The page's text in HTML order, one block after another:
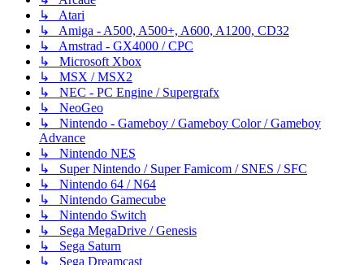
↳ Atari
↳ Amiga - A500, A500+, A600, A1200, CD32
↳ Amstrad - GX4000 / CPC
↳ Microsoft Xbox
↳ MSX / MSX2
↳ NEC - PC Engine / Supergrafx
↳ NeoGeo
↳ Nintendo - Gameboy / Gameboy Color / Gameboy
Advance
↳ Nintendo NES
↳ Super Nintendo / Super Famicom / SNES / SFC
↳ Nintendo 64 / N64
↳ Nintendo Gamecube
↳ Nintendo Switch
↳ Sega MegaDrive / Genesis
↳ Sega Saturn
↳ Sega Dreamcast